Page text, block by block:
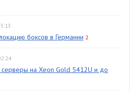
боксов в Германии 2
на Xeon Gold 5412U и до